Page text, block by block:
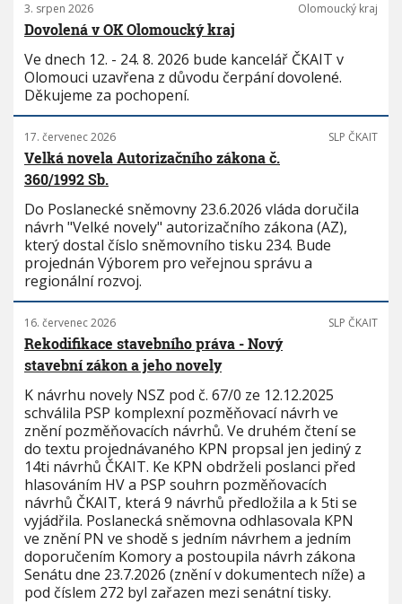
3. srpen 2026 Olomoucký kraj
Dovolená v OK Olomoucký kraj
Ve dnech 12. - 24. 8. 2026 bude kancelář ČKAIT v
Olomouci uzavřena z důvodu čerpání dovolené.
Děkujeme za pochopení.
17. červenec 2026 SLP ČKAIT
Velká novela Autorizačního zákona č.
360/1992 Sb.
Do Poslanecké sněmovny 23.6.2026 vláda doručila
návrh "Velké novely" autorizačního zákona (AZ),
který dostal číslo sněmovního tisku 234. Bude
projednán Výborem pro veřejnou správu a
regionální rozvoj.
16. červenec 2026 SLP ČKAIT
Rekodifikace stavebního práva - Nový
stavební zákon a jeho novely
K návrhu novely NSZ pod č. 67/0 ze 12.12.2025
schválila PSP komplexní pozměňovací návrh ve
znění pozměňovacích návrhů. Ve druhém čtení se
do textu projednávaného KPN propsal jen jediný z
14ti návrhů ČKAIT. Ke KPN obdrželi poslanci před
hlasováním HV a PSP souhrn pozměňovacích
návrhů ČKAIT, která 9 návrhů předložila a k 5ti se
vyjádřila. Poslanecká sněmovna odhlasovala KPN
ve znění PN ve shodě s jedním návrhem a jedním
doporučením Komory a postoupila návrh zákona
Senátu dne 23.7.2026 (znění v dokumentech níže) a
pod číslem 272 byl zařazen mezi senátní tisky.